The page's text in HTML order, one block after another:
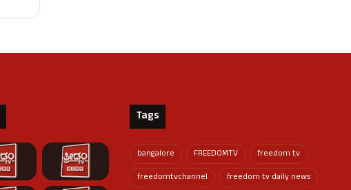
Tags
bangalore FREEDOMTV
freedom tv
freedomtvchannel
freedom tv daily news